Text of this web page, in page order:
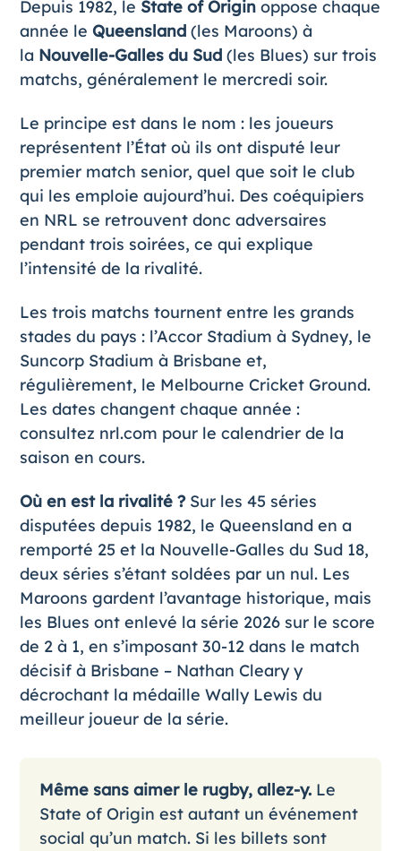
Depuis 1982, le State of Originoppose chaque
année le Queensland(les Maroons) à
la Nouvelle-Galles du Sud(les Blues) sur trois
matchs, généralement le mercredi soir.
Le principe est dans le nom : les joueurs
représentent l’État où ils ont disputé leur
premier match senior, quel que soit le club
qui les emploie aujourd’hui. Des coéquipiers
en NRL se retrouvent donc adversaires
pendant trois soirées, ce qui explique
l’intensité de la rivalité.
Les trois matchs tournent entre les grands
stades du pays : l’Accor Stadium à Sydney, le
Suncorp Stadium à Brisbane et,
régulièrement, le Melbourne Cricket Ground.
Les dates changent chaque année :
consultez nrl.com pour le calendrier de la
saison en cours.
Où en est la rivalité ?Sur les 45 séries
disputées depuis 1982, le Queensland en a
remporté 25 et la Nouvelle-Galles du Sud 18,
deux séries s’étant soldées par un nul. Les
Maroons gardent l’avantage historique, mais
les Blues ont enlevé la série 2026 sur le score
de 2 à 1, en s’imposant 30-12 dans le match
décisif à Brisbane – Nathan Cleary y
décrochant la médaille Wally Lewis du
meilleur joueur de la série.
Même sans aimer le rugby, allez-y.Le
State of Origin est autant un événement
social qu’un match. Si les billets sont